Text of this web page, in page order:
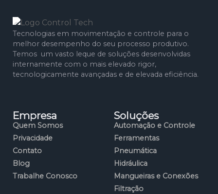
Tecnologias em movimentação e controle para o
melhor desempenho do seu processo produtivo.
Temos um vasto leque de soluções desenvolvidas
internamente com o mais elevado rigor,
tecnologicamente avançadas e de elevada eficiência.
Empresa
Quem Somos
Privacidade
Contato
Blog
Trabalhe Conosco
Soluções
Automação e Controle
Ferramentas
Pneumática
Hidráulica
Mangueiras e Conexões
Filtração